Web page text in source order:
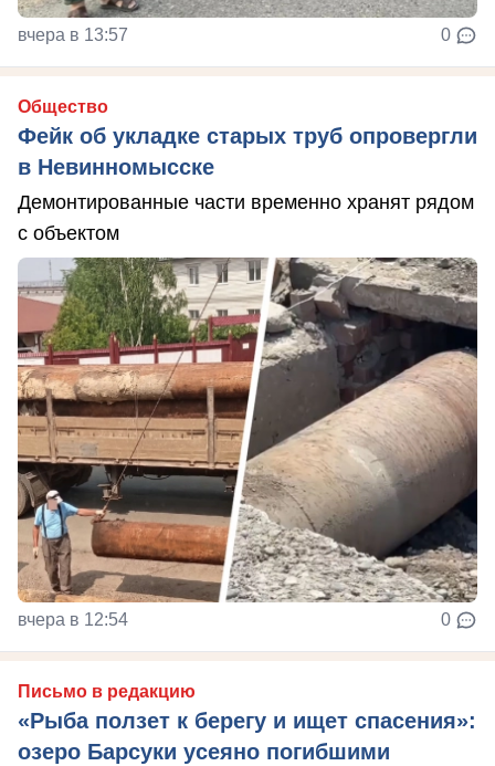
вчера в 13:57 0
Общество
Фейк об укладке старых труб опровергли
в Невинномысске
Демонтированные части временно хранят рядом
с объектом
вчера в 12:54 0
Письмо в редакцию
«Рыба ползет к берегу и ищет спасения»:
озеро Барсуки усеяно погибшими